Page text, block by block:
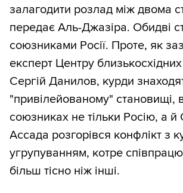
залагодити розлад між двома
передає Аль-Джазіра. Обидві
союзниками Росії. Проте, як
експерт Центру
Сергій Данилов, курди
"привілейованому" становищі,
союзниках не тільки Росію, а
Ассада розгорівся конфлікт з
угрупуванням, котре
більш тісно ніж інші.